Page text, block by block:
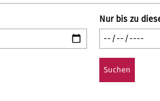
Nur bis zu